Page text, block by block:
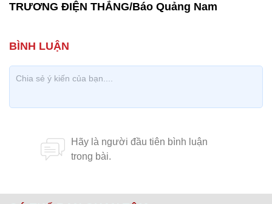
TRƯƠNG ĐIỆN THẮNG/Báo Quảng Nam